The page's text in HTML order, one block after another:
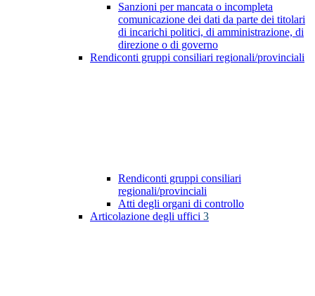
Sanzioni per mancata o incompleta
comunicazione dei dati da parte dei titolari
di incarichi politici, di amministrazione, di
direzione o di governo
Rendiconti gruppi consiliari regionali/provinciali
Rendiconti gruppi consiliari
regionali/provinciali
Atti degli organi di controllo
Articolazione degli uffici 3